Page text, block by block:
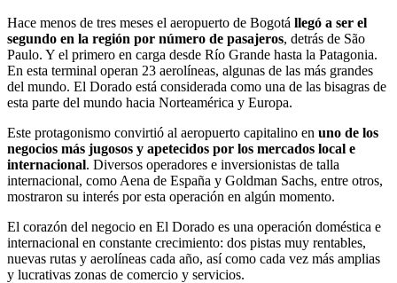
Hace menos de tres meses el aeropuerto de Bogotá llegó a ser el
segundo en la región por número de pasajeros, detrás de São
Paulo. Y el primero en carga desde Río Grande hasta la Patagonia.
En esta terminal operan 23 aerolíneas, algunas de las más grandes
del mundo. El Dorado está considerada como una de las bisagras de
esta parte del mundo hacia Norteamérica y Europa.
Este protagonismo convirtió al aeropuerto capitalino en uno de los
negocios más jugosos y apetecidos por los mercados local e
internacional. Diversos operadores e inversionistas de talla
internacional, como Aena de España y Goldman Sachs, entre otros,
mostraron su interés por esta operación en algún momento.
El corazón del negocio en El Dorado es una operación doméstica e
internacional en constante crecimiento: dos pistas muy rentables,
nuevas rutas y aerolíneas cada año, así como cada vez más amplias
y lucrativas zonas de comercio y servicios.